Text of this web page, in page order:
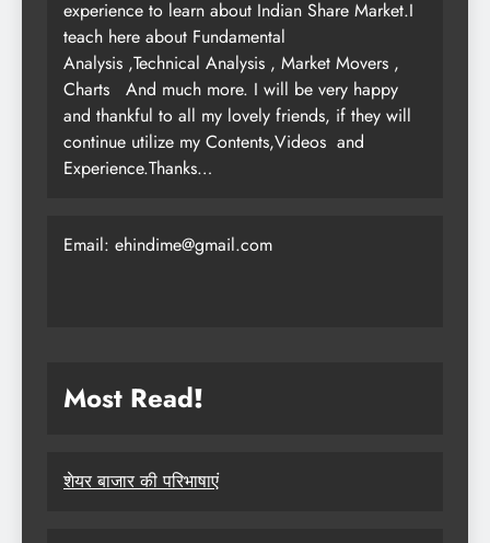
experience to learn about Indian Share Market.I
teach here about Fundamental
Analysis ,Technical Analysis , Market Movers ,
Charts
And much more. I will be very happy
and thankful to all my lovely friends, if they will
continue utilize my Contents,Videos and
Experience.Thanks…
Email: ehindime@gmail.com
Most Read!
शेयर बाजार की परिभाषाएं